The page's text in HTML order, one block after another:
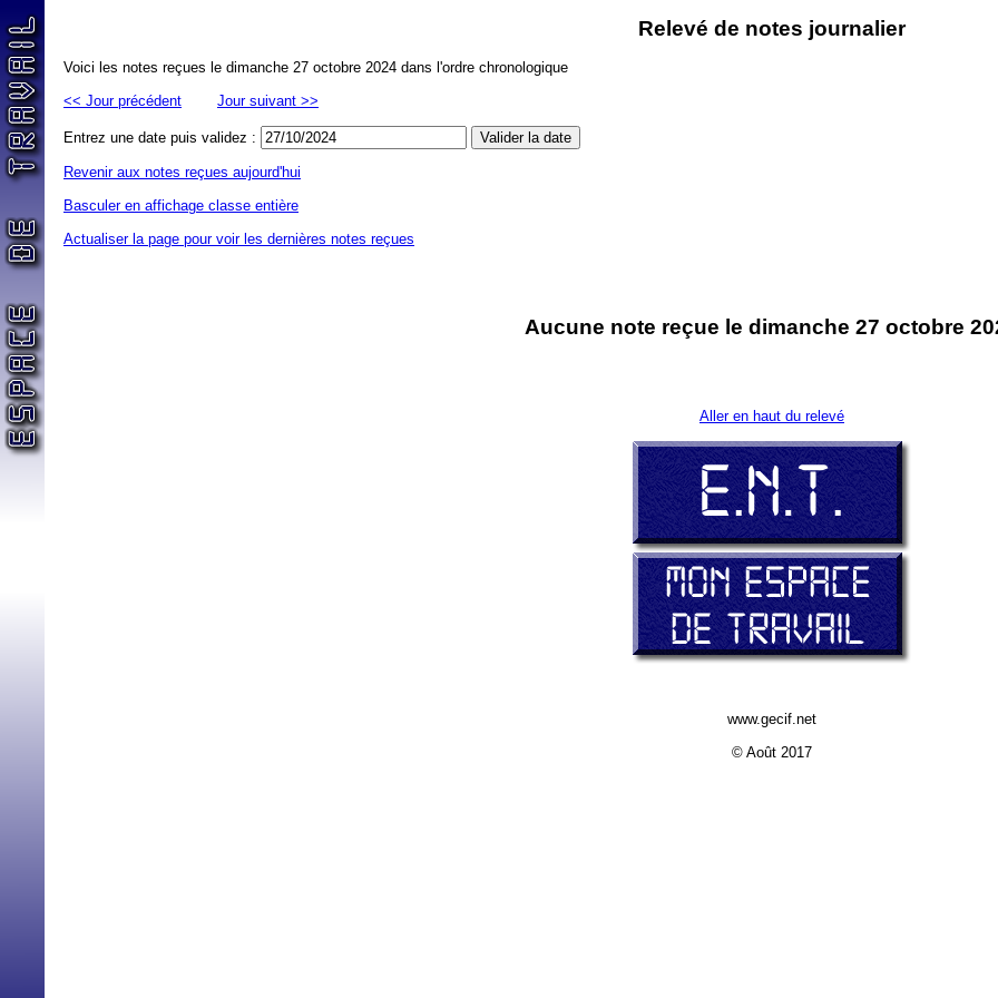
Relevé de notes journalier
Voici les notes reçues le dimanche 27 octobre 2024 dans l'ordre chronologique
<< Jour précédent
Jour suivant >>
Entrez une date puis validez :
Revenir aux notes reçues aujourd'hui
Basculer en affichage classe entière
Actualiser la page pour voir les dernières notes reçues
Aucune note reçue le dimanche 27 octobre
Aller en haut du relevé
www.gecif.net
© Août 2017